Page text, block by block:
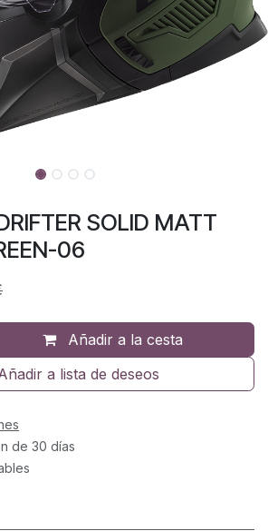
SOLID MATT
06
Añadir a la cesta
a lista de deseos
de 30 días